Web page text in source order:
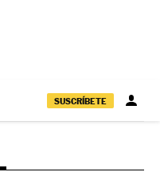
SUSCRÍBETE